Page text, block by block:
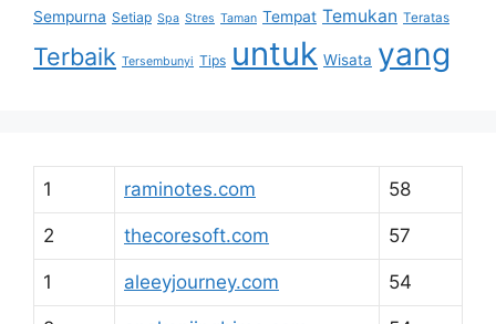
Sempurna Setiap Spa Stres Taman Tempat Temukan Teratas
Terbaik Tersembunyi Tips untuk Wisata yang
1 raminotes.com 58
2 thecoresoft.com 57
1 aleeyjourney.com 54